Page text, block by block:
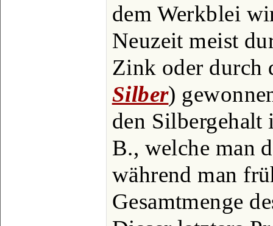
dem Werkblei
Neuzeit meist
Zink oder durch
Silber)
den Silbergehalt
B., welche man
während man
Gesamtmenge